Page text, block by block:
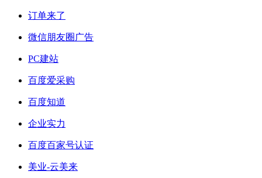
订单来了
微信朋友圈广告
PC建站
百度爱采购
百度知道
企业实力
百度百家号认证
美业-云美来